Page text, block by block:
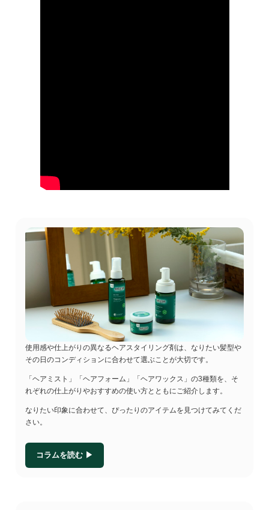
お買い物を続ける カートへ進む
使用感や仕上がりの異なるヘアスタイリング剤は、なりたい髪型や
その日のコンディションに合わせて選ぶことが大切です。
「ヘアミスト」「ヘアフォーム」「ヘアワックス」の3種類を、そ
れぞれの仕上がりやおすすめの使い方とともにご紹介します。
なりたい印象に合わせて、ぴったりのアイテムを見つけてみてくだ
さい。
コラムを読む ▶